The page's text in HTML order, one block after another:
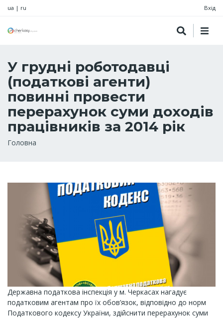
ua | ru Вхід
У грудні роботодавці
(податкові агенти)
повинні провести
перерахунок суми доходів
працівників за 2014 рік
Рядок
Головна
Державна податкова інспекція у м. Черкасах нагадує
податковим агентам про їх обов’язок, відповідно до норм
Податкового кодексу України, здійснити перерахунок суми